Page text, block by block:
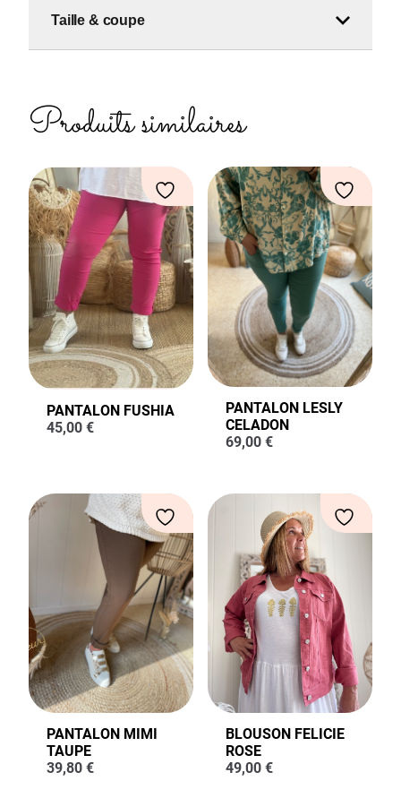
Taille & coupe
Produits similaires
PANTALON FUSHIA
45,00 €
PANTALON LESLY
CELADON
69,00 €
PANTALON MIMI
TAUPE
39,80 €
BLOUSON FELICIE
ROSE
49,00 €